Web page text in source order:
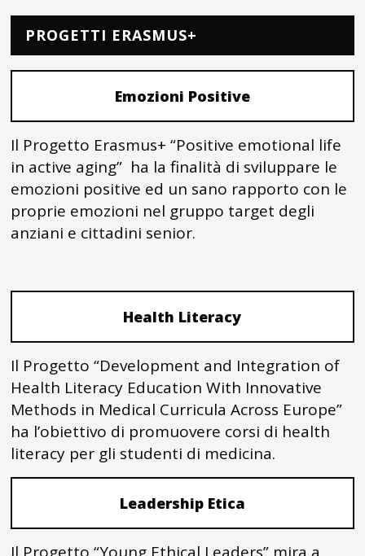
PROGETTI ERASMUS+
Emozioni Positive
Il Progetto Erasmus+ “Positive emotional life
in active aging” ha la finalità di sviluppare le
emozioni positive ed un sano rapporto con le
proprie emozioni nel gruppo target degli
anziani e cittadini senior.
Health Literacy
Il Progetto “Development and Integration of
Health Literacy Education With Innovative
Methods in Medical Curricula Across Europe”
ha l’obiettivo di promuovere corsi di health
literacy per gli studenti di medicina.
Leadership Etica
Il Progetto “Young Ethical Leaders” mira a